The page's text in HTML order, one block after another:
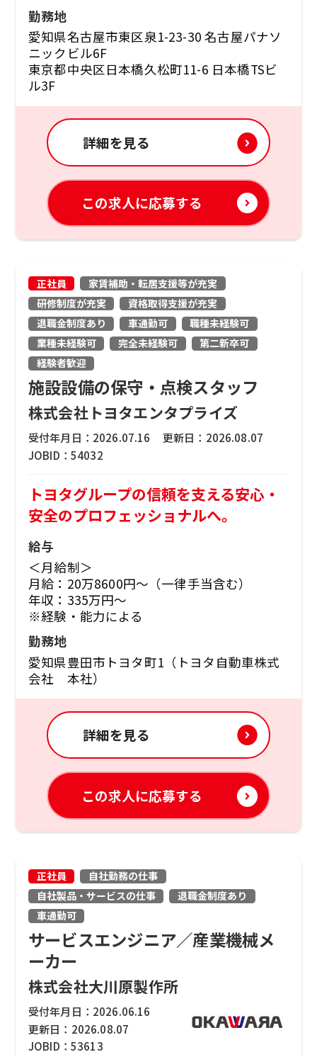
勤務地
愛知県名古屋市東区泉1-23-30 名古屋パナソ
ニックビル6F
東京都中央区日本橋久松町11-6 日本橋TSビ
ル3F
詳細を見る
この求人に応募する
正社員
家賃補助・転居支援等が充実
研修制度が充実
資格取得支援が充実
退職金制度あり
車通勤可
職種未経験可
業種未経験可
完全未経験可
第二新卒可
経験者歓迎
施設設備の保守・点検スタッフ
株式会社トヨタエンタプライズ
受付年月日： 2026.07.16 更新日： 2026.08.07
JOBID： 54032
トヨタグループの信頼を支える安心・
安全のプロフェッショナルへ。
給与
＜月給制＞
月給：20万8600円～（一律手当含む）
年収：335万円～
※経験・能力による
勤務地
愛知県豊田市トヨタ町1（トヨタ自動車株式
会社 本社）
詳細を見る
この求人に応募する
正社員
自社勤務の仕事
自社製品・サービスの仕事
退職金制度あり
車通勤可
サービスエンジニア／産業機械メ
ーカー
株式会社大川原製作所
受付年月日： 2026.06.16
更新日： 2026.08.07
JOBID： 53613